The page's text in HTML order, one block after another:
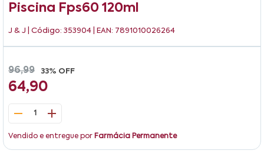
Piscina Fps60 120ml
J & J | Código: 353904 | EAN: 7891010026264
96,99 33% OFF
64,90
1
Vendido e entregue por Farmácia Permanente